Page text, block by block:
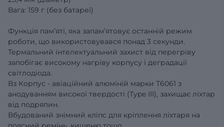
Вага: 159 г (без батареї)
Функція памʼяті, яка запамʼятовує останній режим
роботи, що використовувався понад 3 секунди.
Термальний інтелектуальний захист від перегріву
запобігає високому нагріву корпусу і деградації
світлодіода.
Вз Корпус - авіаційний алюміній марки Т6061 з
анодуванням високої твердості (Type III), захищає ліхтар
від подряпин.
Вбудований знімний кліпс для кріплення ліхтаря на